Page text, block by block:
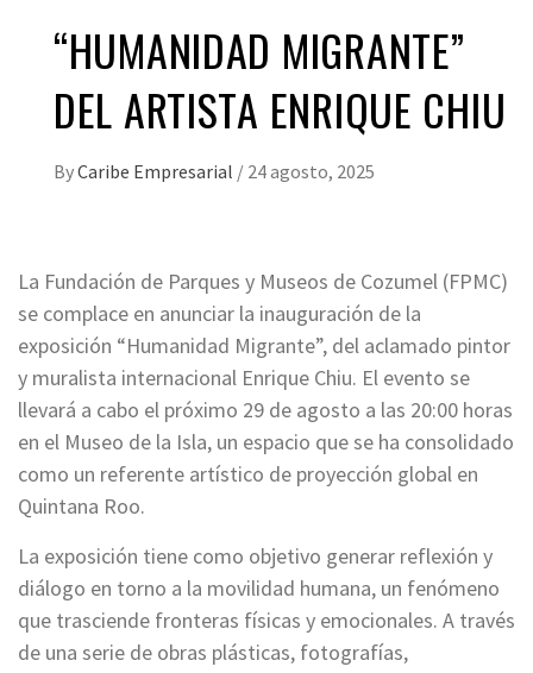
“HUMANIDAD MIGRANTE”
DEL ARTISTA ENRIQUE CHIU
ByCaribe Empresarial / 24 agosto, 2025
La Fundación de Parques y Museos de Cozumel (FPMC)
se complace en anunciar la inauguración de la
exposición “Humanidad Migrante”, del aclamado pintor
y muralista internacional Enrique Chiu. El evento se
llevará a cabo el próximo 29 de agosto a las 20:00 horas
en el Museo de la Isla, un espacio que se ha consolidado
como un referente artístico de proyección global en
Quintana Roo.
La exposición tiene como objetivo generar reflexión y
diálogo en torno a la movilidad humana, un fenómeno
que trasciende fronteras físicas y emocionales. A través
de una serie de obras plásticas, fotografías,